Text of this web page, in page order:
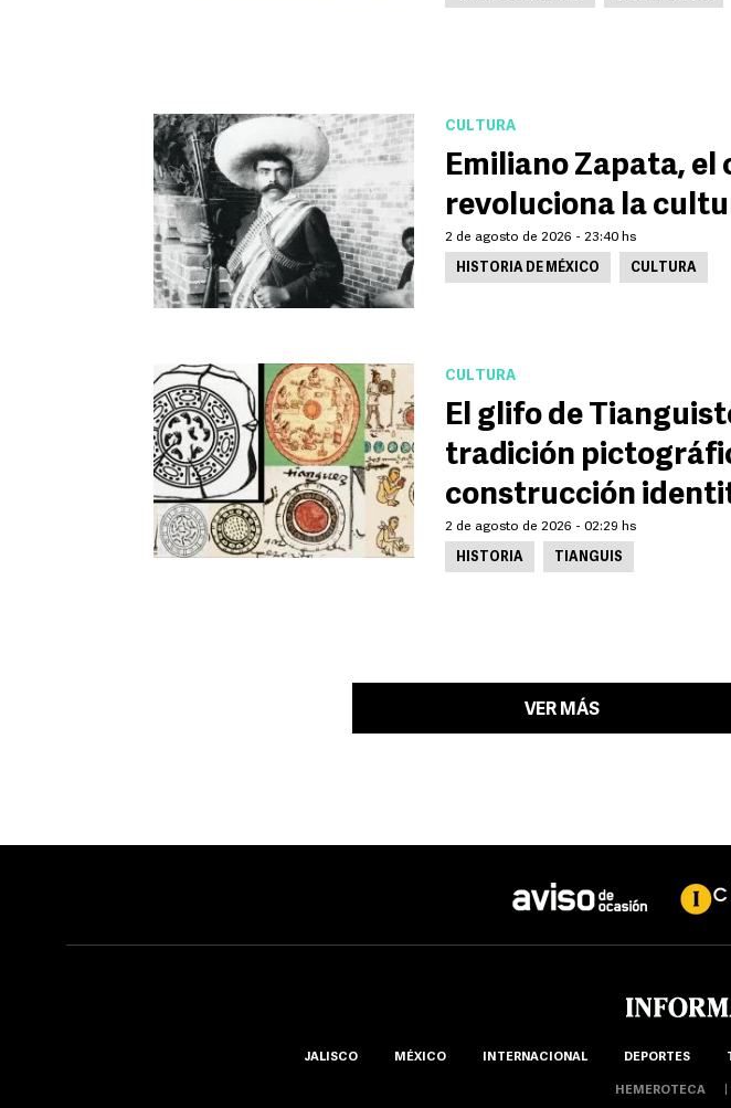
CULTURA
Emiliano Zapata, el
revoluciona la
2 de agosto de 2026 - 23:40 hs
HISTORIA DE MÉXICO CULTURA
CULTURA
El glifo de
tradición
construcción
2 de agosto de 2026 - 02:29 hs
HISTORIA TIANGUIS
VER MÁS
JALISCO MÉXICO INTERNACIONAL DEPORTES
HEMEROTECA